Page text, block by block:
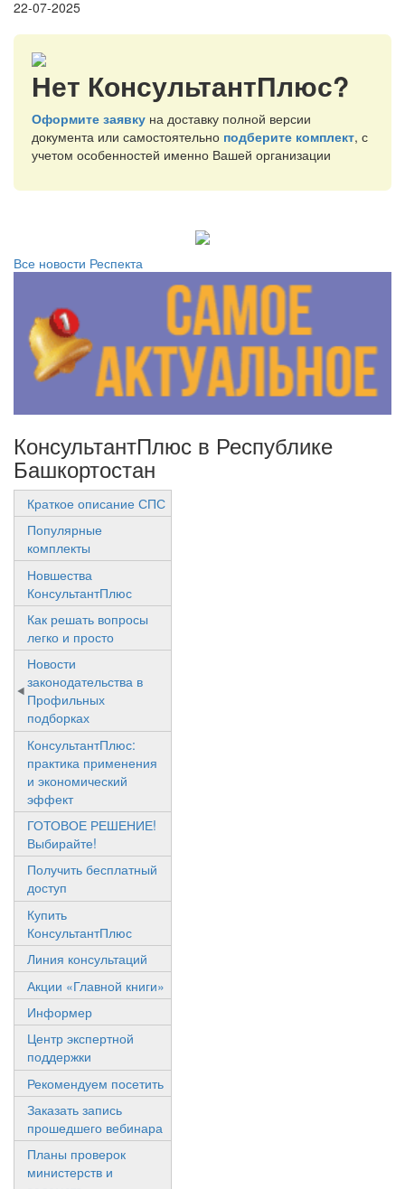
22-07-2025
Нет КонсультантПлюс?
Оформите заявку на доставку полной версии
документа или самостоятельно подберите комплект, с
учетом особенностей именно Вашей организации
Все новости Респекта
КонсультантПлюс в Республике
Башкортостан
Краткое описание СПС
Популярные
комплекты
Новшества
КонсультантПлюс
Как решать вопросы
легко и просто
Новости
законодательства в
Профильных
подборках
КонсультантПлюс:
практика применения
и экономический
эффект
ГОТОВОЕ РЕШЕНИЕ!
Выбирайте!
Получить бесплатный
доступ
Купить
КонсультантПлюс
Линия консультаций
Акции «Главной книги»
Информер
Центр экспертной
поддержки
Рекомендуем посетить
Заказать запись
прошедшего вебинара
Планы проверок
министерств и